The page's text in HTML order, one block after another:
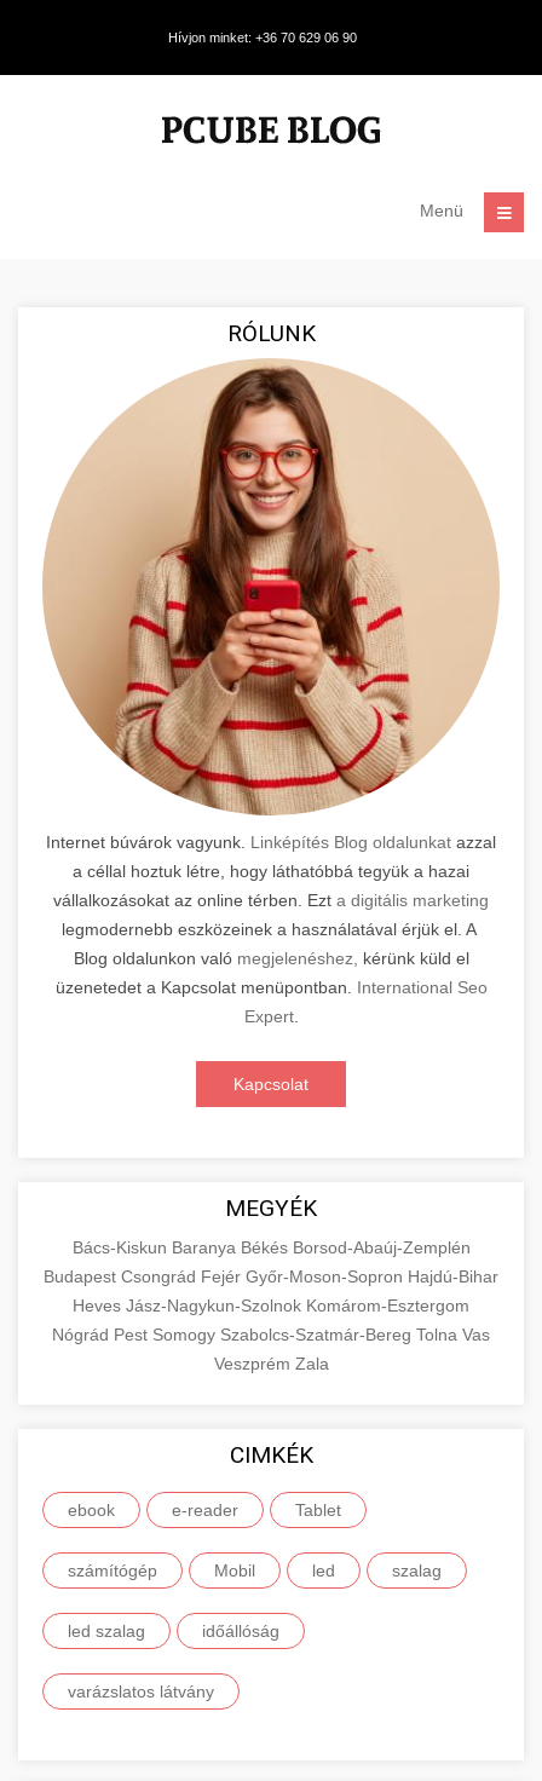
Hívjon minket: +36 70 629 06 90
Menü
RÓLUNK
Internet búvárok vagyunk. Linképítés Blog oldalunkat azzal
a céllal hoztuk létre, hogy láthatóbbá tegyük a hazai
vállalkozásokat az online térben. Ezt a digitális marketing
legmodernebb eszközeinek a használatával érjük el. A
Blog oldalunkon való megjelenéshez,
kérünk küld el
üzenetedet a Kapcsolat menüpontban. International Seo
Expert.
Kapcsolat
MEGYÉK
Bács-Kiskun Baranya Békés Borsod-Abaúj-Zemplén
Budapest Csongrád Fejér Győr-Moson-Sopron Hajdú-Bihar
Heves Jász-Nagykun-Szolnok Komárom-Esztergom
Nógrád Pest Somogy Szabolcs-Szatmár-Bereg Tolna Vas
Veszprém Zala
CIMKÉK
ebook e-reader Tablet
számítógép Mobil led szalag
led szalag időállóság
varázslatos látvány